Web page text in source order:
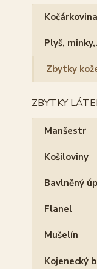
Plyš,
Zbytky
ZBYTKY
Manšestr
Košiloviny
Bavlněný
Flanel
Mušelín
Kojenecký